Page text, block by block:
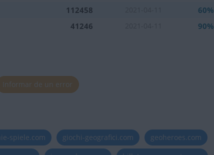
112458 60%
41246 90%
Informar de un error
spiele.com giochi-geografici.com
geoheroes.com